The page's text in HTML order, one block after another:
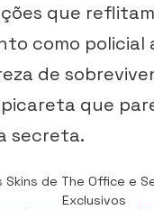
que
como policial
de
picareta que
secreta.
Skins de The Office e
Exclusivos